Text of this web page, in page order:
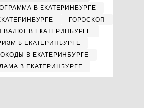
В ЕКАТЕРИНБУРГЕ
ГОРОСКОП
ВАЛЮТ В ЕКАТЕРИНБУРГЕ
В ЕКАТЕРИНБУРГЕ
В ЕКАТЕРИНБУРГЕ
В ЕКАТЕРИНБУРГЕ